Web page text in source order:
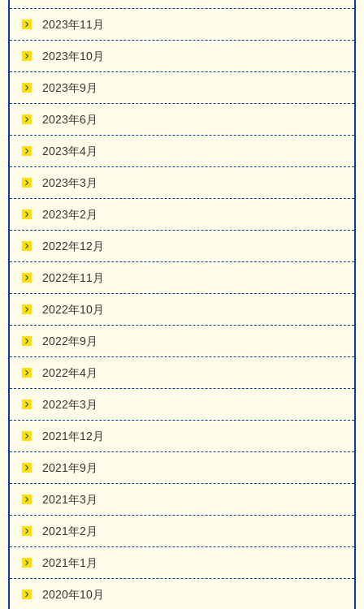
2023年11月
2023年10月
2023年9月
2023年6月
2023年4月
2023年3月
2023年2月
2022年12月
2022年11月
2022年10月
2022年9月
2022年4月
2022年3月
2021年12月
2021年9月
2021年3月
2021年2月
2021年1月
2020年10月